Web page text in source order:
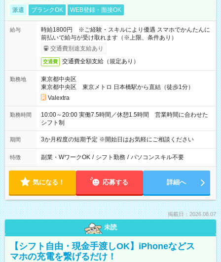
派遣 ブランクOK WEB登録・面接OK
給与
時給1800円 ※ご経験・スキルにより優遇 スマホでかんたんに
前払いで給与が受け取れます（※上限、条件あり）
交通費別途支給あり
交通費 交通費全額支給（規定あり）
勤務地
東京都中央区
東京都中央区 東京メトロ 日本橋駅から直結（徒歩1分）
Valextra
勤務時間
10:00～20:00 実働7.5時間／休憩1.5時間 営業時間に合わせた
シフト制
期間 3か月程度の短期予定 ※開始日はお気軽にご相談ください
特徴 副業・WワークOK / シフト勤務 / パソコンスキル不要
気になる！ 応募する 詳細へ
掲載日：2026.08.07
未読
【シフト自由・現金手渡しOK】iPhoneなどス
マホの充電を繋げるだけ！